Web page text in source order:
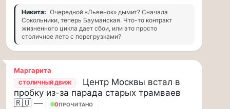
Москвичи,
привет!
Пока
мы
тут
в
столице
обсуждаем…
Никита: Очередной «Львенок» дымит? Сначала
Сокольники, теперь Бауманская. Что-то контракт
жизненного цикла дает сбои, или это просто
столичное лето с перегрузками?
Маргарита
СТОЛИЧНЫЙ ДВИЖ
Центр Москвы встал в
пробку из-за парада старых трамваев
🇷🇺 —
0ПРОЧИТАНО